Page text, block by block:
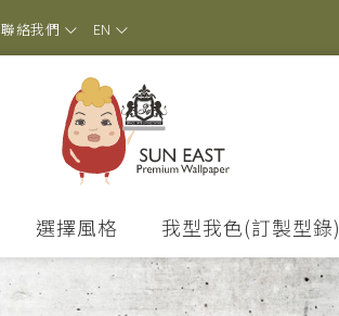
聯絡我們 EN
選擇風格 我型我色(訂製型錄)